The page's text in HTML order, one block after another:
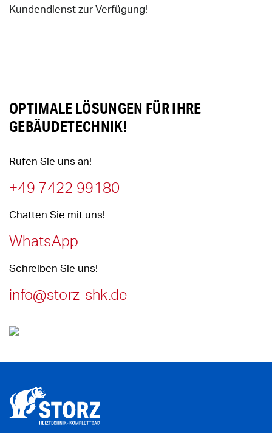
Kundendienst zur Verfügung!
OPTIMALE LÖSUNGEN FÜR IHRE
GEBÄUDETECHNIK!
Rufen Sie uns an!
+49 7422 99180
Chatten Sie mit uns!
WhatsApp
Schreiben Sie uns!
info@storz-shk.de